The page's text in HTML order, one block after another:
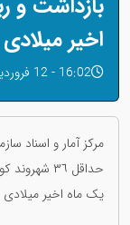
اخیر میلادی
16:02 - 12 فروردین 1402
مرکز آمار و اسناد
حداقل ٣٦
یک ماه اخیر میلادی